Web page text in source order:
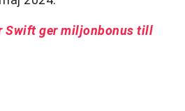
Swift ger miljonbonus till